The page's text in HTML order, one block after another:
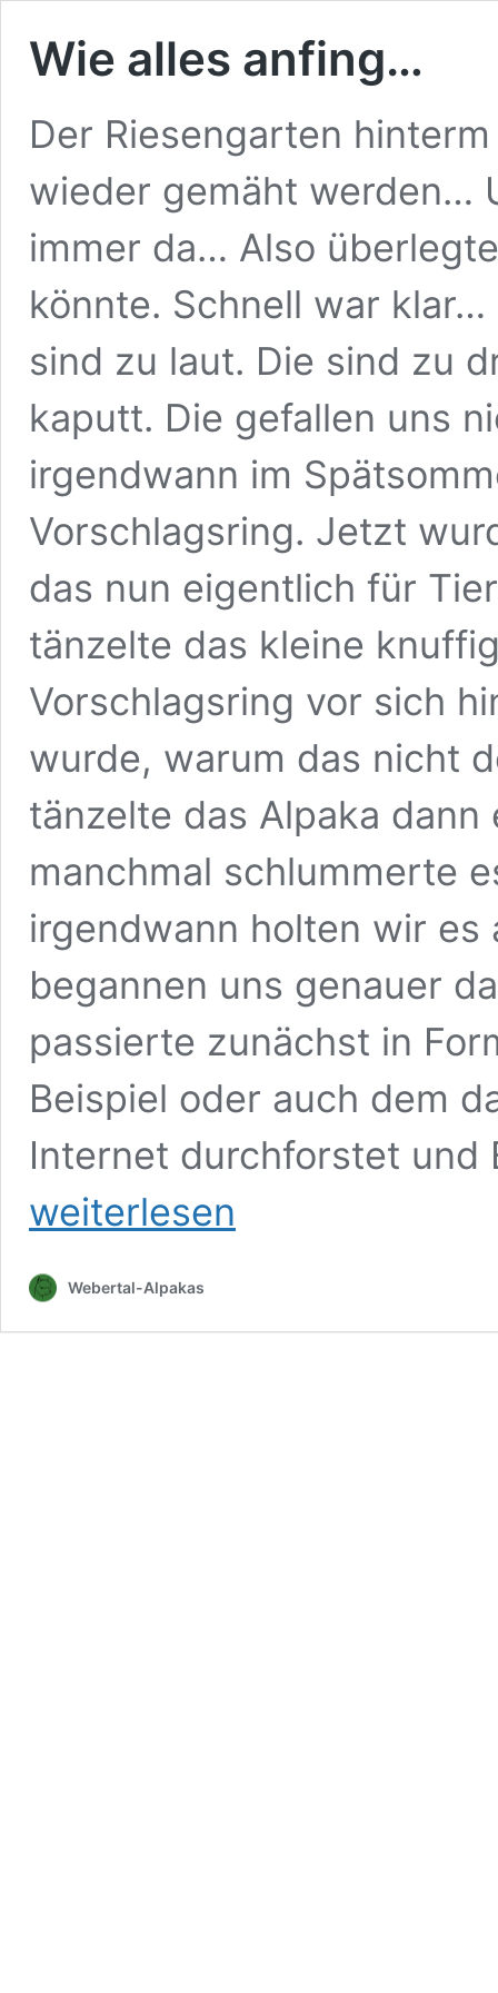
Wie alles anfing…
Der Riesengarten
wieder gemäht werden…
immer da… Also
könnte. Schnell war
sind zu laut. Die sind zu
kaputt. Die gefallen uns
irgendwann im
Vorschlagsring. Jetzt
das nun eigentlich für
tänzelte das kleine
Vorschlagsring vor sich
wurde, warum das nicht
tänzelte das Alpaka
manchmal schlummerte
irgendwann holten wir es
begannen uns genauer
passierte zunächst in
Beispiel oder auch dem
Internet durchforstet
weiterlesen
Webertal-Alpakas